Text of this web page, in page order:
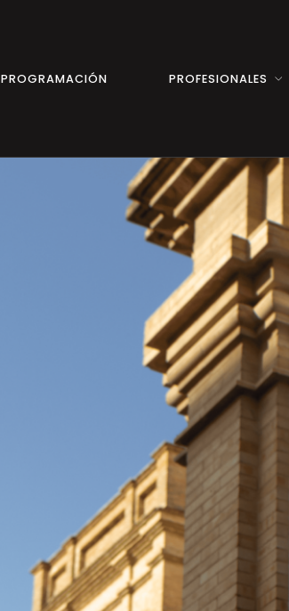
PROGRAMACIÓN PROFESIONALES